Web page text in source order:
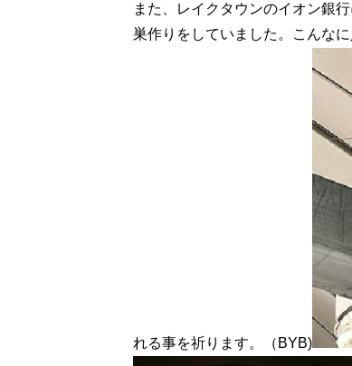
また、レイクタウンのイオン銀
巣作りをしていました。こんな
れる事を祈ります。（BYB)